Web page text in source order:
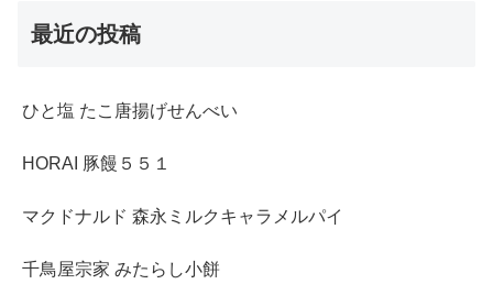
最近の投稿
ひと塩 たこ唐揚げせんべい
HORAI 豚饅５５１
マクドナルド 森永ミルクキャラメルパイ
千鳥屋宗家 みたらし小餅